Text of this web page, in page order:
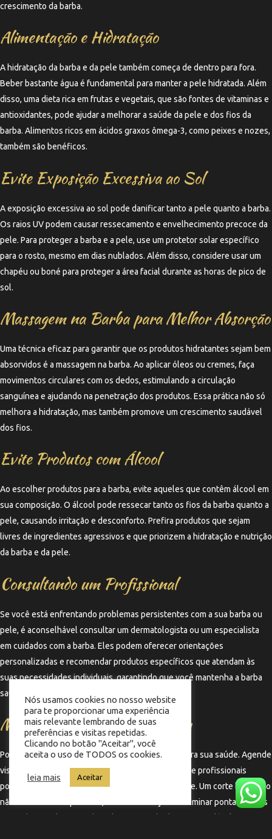
crescimento da barba.
Alimentação e Hidratação
A hidratação da barba e da pele também começa de dentro para fora.
Beber bastante água é fundamental para manter a pele hidratada. Além
disso, uma dieta rica em frutas e vegetais, que são fontes de vitaminas e
antioxidantes, pode ajudar a melhorar a saúde da pele e dos fios da
barba. Alimentos ricos em ácidos graxos ômega-3, como peixes e nozes,
também são benéficos.
Evite Exposição Excessiva ao Sol
A exposição excessiva ao sol pode danificar tanto a pele quanto a barba.
Os raios UV podem causar ressecamento e envelhecimento precoce da
pele. Para proteger a barba e a pele, use um protetor solar específico
para o rosto, mesmo em dias nublados. Além disso, considere usar um
chapéu ou boné para proteger a área facial durante as horas de pico de
sol.
Massagem na Barba para Melhor Absorção
Uma técnica eficaz para garantir que os produtos hidratantes sejam bem
absorvidos é a massagem na barba. Ao aplicar óleos ou cremes, faça
movimentos circulares com os dedos, estimulando a circulação
sanguínea e ajudando na penetração dos produtos. Essa prática não só
melhora a hidratação, mas também promove um crescimento saudável
dos fios.
Evite Produtos com Álcool
Ao escolher produtos para a barba, evite aqueles que contêm álcool em
sua composição. O álcool pode ressecar tanto os fios da barba quanto a
pele, causando irritação e desconforto. Prefira produtos que sejam
livres de ingredientes agressivos e que priorizem a hidratação e nutrição
da barba e da pele.
Consultando um Profissional
Se você está enfrentando problemas persistentes com a sua barba ou
pele, é aconselhável consultar um dermatologista ou um especialista
em cuidados com a barba. Eles podem oferecer orientações
personalizadas e recomendar produtos específicos que atendam às
suas necessidades individuais, garantindo que você mantenha a barba
saudável e bem cuidada durante todo o verão.
Manutenção Regular da Barba
Por fim, a manutenção regular da barba é crucial para sua saúde. Agende
visitas regulares a uma barbearia de confiança, onde profissionais
podem aparar e cuidar da sua barba adequadamente. Um corte bem feito
não só melhora a aparência, mas também ajuda a eliminar pontas duplas
Nós usamos cookies no nosso website
para te proporcionar uma experiência
mais relevante lembrando de suas
preferências e visitas repetidas.
Clicando no botão "Aceitar", você
aceita o uso de TODOS os cookies.
leia mais Aceitar